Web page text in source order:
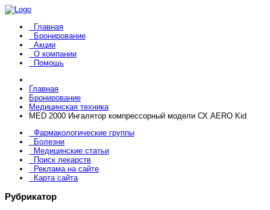
Главная
Бронирование
Акции
О компании
Помощь
Главная
Бронирование
Медицинская техника
MED 2000 Ингалятор компрессорный модели СХ AERO Kid
Фармакологические группы
Болезни
Медицинские статьи
Поиск лекарств
Реклама на сайте
Карта сайта
Рубрикатор